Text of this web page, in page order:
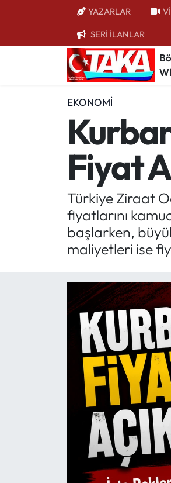
YAZARLAR
SERİ İLANLAR
EKONOMI
Fiyat
Türkiye Ziraat
fiyatlarını
başlarken,
maliyetleri ise
Bölgemiz
Kültür/Sanat
Politik Kulis
Magazin
Mektup Galeri
Röportaj
Köşe Yazıları
Karikatür Galeri
Trabzon Nöbetçi Eczaneler
Trabzon Hava Durumu
Trabzon Trafik Yoğunluk
Süper Lig Puan Durumu ve
Tüm Manşetler
Son Dakika Haberleri
Haber Arşivi